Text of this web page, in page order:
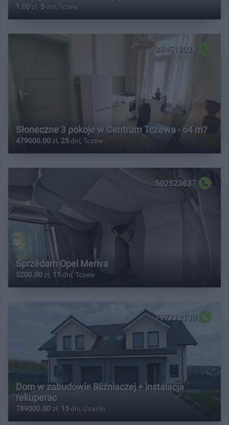
1.00 zł, 5 dni, Tczew
884518028
Słoneczne 3 pokoje w Centrum Tczewa - 64 m?
479000.00 zł, 25 dni, Tczew
502523637
Sprzedam Opel Meriva
5200.00 zł, 11 dni, Tczew
797712130
Dom w zabudowie Bliźniaczej + instalacja
rekuperac
789000.00 zł, 15 dni, Czarlin